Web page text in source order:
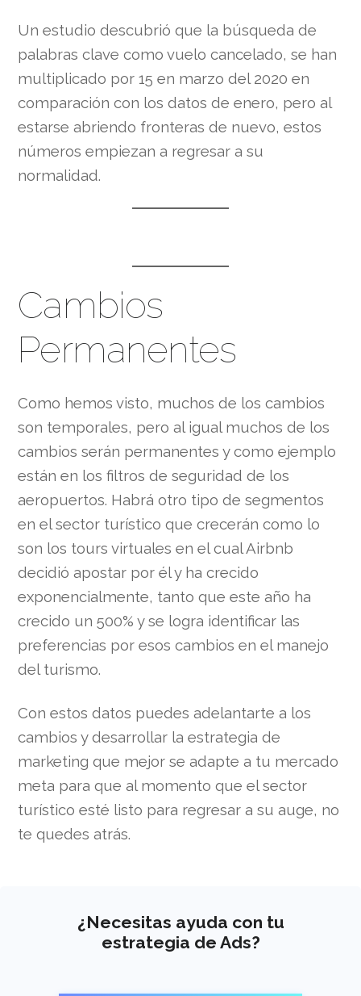
Un estudio descubrió que la búsqueda de
palabras clave como vuelo cancelado, se han
multiplicado por 15 en marzo del 2020 en
comparación con los datos de enero, pero al
estarse abriendo fronteras de nuevo, estos
números empiezan a regresar a su
normalidad.
Cambios
Permanentes
Como hemos visto, muchos de los cambios
son temporales, pero al igual muchos de los
cambios serán permanentes y como ejemplo
están en los filtros de seguridad de los
aeropuertos. Habrá otro tipo de segmentos
en el sector turístico que crecerán como lo
son los tours virtuales en el cual Airbnb
decidió apostar por él y ha crecido
exponencialmente, tanto que este año ha
crecido un 500% y se logra identificar las
preferencias por esos cambios en el manejo
del turismo.
Con estos datos puedes adelantarte a los
cambios y desarrollar la estrategia de
marketing que mejor se adapte a tu mercado
meta para que al momento que el sector
turístico esté listo para regresar a su auge, no
te quedes atrás.
¿Necesitas ayuda con tu
estrategia de Ads?